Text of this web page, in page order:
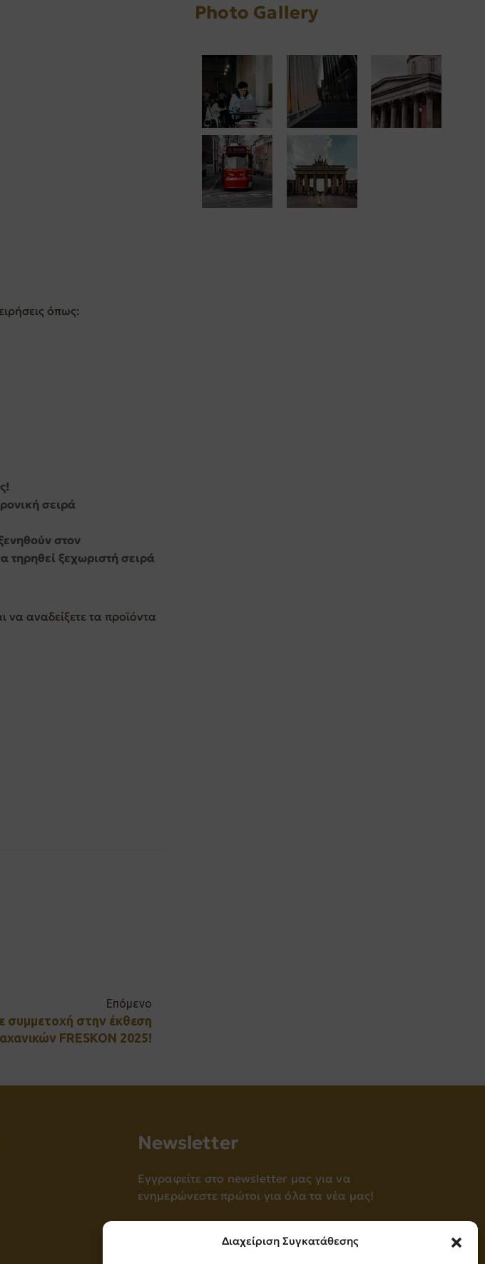
Διαχείριση Συγκατάθεσης
όπως:
σειρά
στον
τηρηθεί ξεχωριστή σειρά
να αναδείξετε τα προϊόντα
Επόμενο
συμμετοχή στην έκθεση
FRESKON 2025!
Photo Gallery
Νewsletter
Εγγραφείτε στο newsletter μας για να
ενημερώνεστε πρώτοι για όλα τα νέα μας!
Εγγραφή